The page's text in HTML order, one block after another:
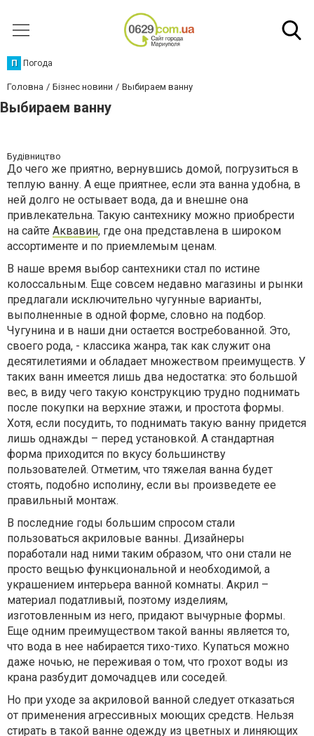
П Погода
Головна Бізнес новини Выбираем ванну
Выбираем ванну
Будівництво
До чего же приятно, вернувшись домой, погрузиться в
теплую ванну. А еще приятнее, если эта ванна удобна, в
ней долго не остывает вода, да и внешне она
привлекательна. Такую сантехнику можно приобрести
на сайте Аквавин, где она представлена в широком
ассортименте и по приемлемым ценам.
В наше время выбор сантехники стал по истине
колоссальным. Еще совсем недавно магазины и рынки
предлагали исключительно чугунные варианты,
выполненные в одной форме, словно на подбор.
Чугунина и в наши дни остается востребованной. Это,
своего рода, - классика жанра, так как служит она
десятилетиями и обладает множеством преимуществ. У
таких ванн имеется лишь два недостатка: это большой
вес, в виду чего такую конструкцию трудно поднимать
после покупки на верхние этажи, и простота формы.
Хотя, если посудить, то поднимать такую ванну придется
лишь однажды – перед установкой. А стандартная
форма приходится по вкусу большинству
пользователей. Отметим, что тяжелая ванна будет
стоять, подобно исполину, если вы произведете ее
правильный монтаж.
В последние годы большим спросом стали
пользоваться акриловые ванны. Дизайнеры
поработали над ними таким образом, что они стали не
просто вещью функциональной и необходимой, а
украшением интерьера ванной комнаты. Акрил –
материал податливый, поэтому изделиям,
изготовленным из него, придают вычурные формы.
Еще одним преимуществом такой ванны является то,
что вода в нее набирается тихо-тихо. Купаться можно
даже ночью, не переживая о том, что грохот воды из
крана разбудит домочадцев или соседей.
Но при уходе за акриловой ванной следует отказаться
от применения агрессивных моющих средств. Нельзя
стирать в такой ванне одежду из цветных и линяющих